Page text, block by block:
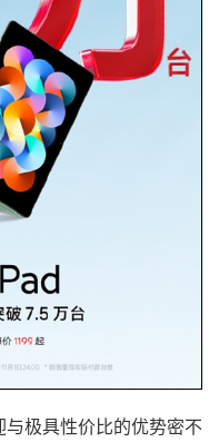
极具性价比的优势密不